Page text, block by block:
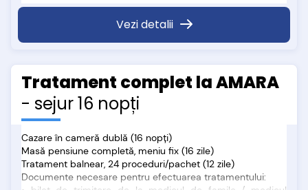
Vezi detalii
Tratament complet la AMARA
- sejur 16 nopți
Cazare în cameră dublă (16 nopți)
Masă pensiune completă, meniu fix (16 zile)
Tratament balnear, 24 proceduri/pachet (12 zile)
Documente necesare pentru efectuarea tratamentului: